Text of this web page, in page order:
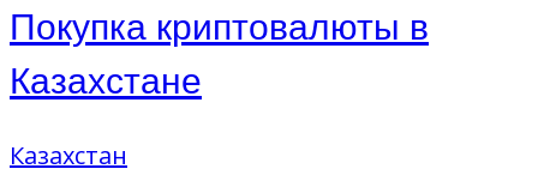
Покупка криптовалюты в
Казахстане
Казахстан